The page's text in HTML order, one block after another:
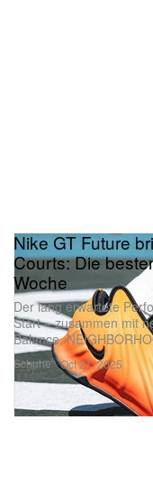
Schuhe
Nike GT Future
Courts: Die
Woche
Der lang erwartete
Start – zusammen mit
Balance,
Oct 21, 2025